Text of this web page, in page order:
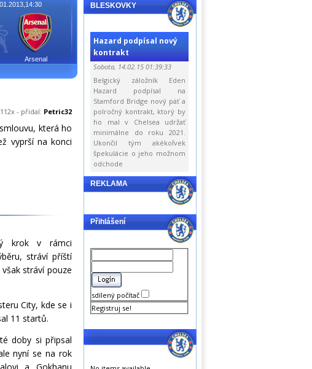
Arsenal
- přidal: Petric32
která ho
vyprší na konci
krok v rámci
stráví příští
stráví pouze
City, kde se i
11 startů.
doby si připsal
nyní se na rok
BLESKOVKY
Hazard podpísal nový
kontrakt
Sobota, 14.02.15 01:39:33
Belgický záložník Eden
Hazard podpísal na
Stamford Bridge nový päť a
polročný kontrakt, ktorý by
ho mal v Chelsea udržať
minimálne do roku 2021.
Ukončil tým akékoľvek
špekulácie o jeho možnom
odchode
REKLAMA
Přihlášení
sdílený počítač
Registruj se!